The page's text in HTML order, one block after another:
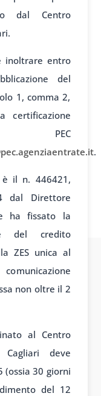
dal Centro
inoltrare entro
del
1, comma 2,
certificazione
.
il n. 446421,
dal Direttore
ha fissato la
del credito
ZES unica al
non oltre il 2
al Centro
deve
(ossia 30 giorni
del 12